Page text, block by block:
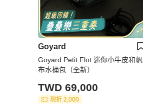
Goyard
Goyard Petit Flot 迷你小牛皮和帆
布水桶包（全新）
TWD 69,000
現折 2,000